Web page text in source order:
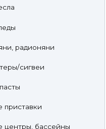
радионяни
сигвеи
приставки
центры, бассейны